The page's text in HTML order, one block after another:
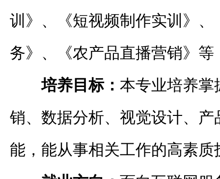
训》、《短视频制作实训》
务》、《农产品直播营销》等
培养目标： 本专业培养掌
销、数据分析、视觉设计、
能，能从事相关工作的高素质